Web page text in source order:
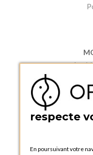
respecte
En poursuivant votre